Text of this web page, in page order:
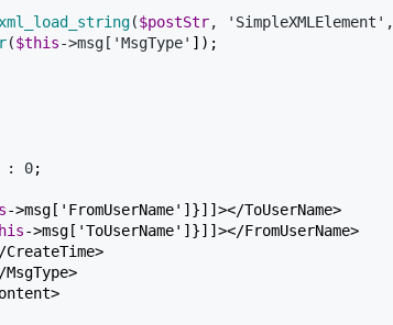
($postStr, 'SimpleXMLElement',
($this->msg['MsgType' ]);
: 0;
->msg['FromUserName']}]]></ToUserName>
->msg['ToUserName']}]]></FromUserName>